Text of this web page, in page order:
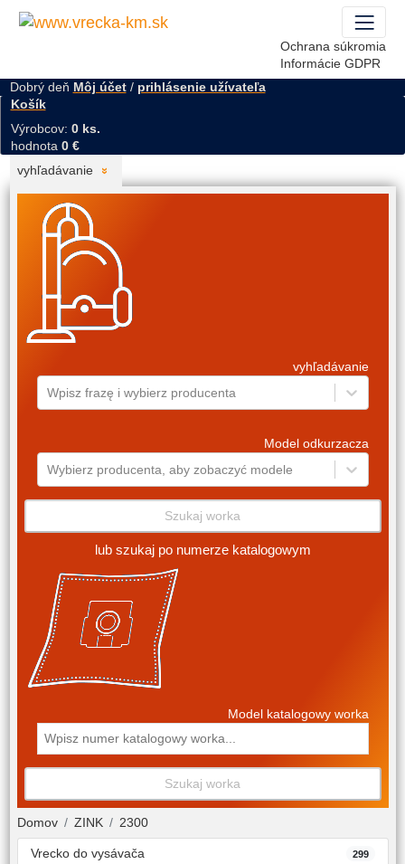
Ochrana súkromia
Informácie GDPR
Dobrý deň Môj účet/ prihlásenie užívateľa
Košík
Výrobcov: 0 ks.
hodnota 0 €
vyhľadávanie
vyhľadávanie
Wpisz frazę i wybierz producenta
Model odkurzacza
Wybierz producenta, aby zobaczyć modele
Szukaj worka
lub szukaj po numerze katalogowym
Model katalogowy worka
Szukaj worka
Domov ZINK 2300
Vrecko do vysávača 299